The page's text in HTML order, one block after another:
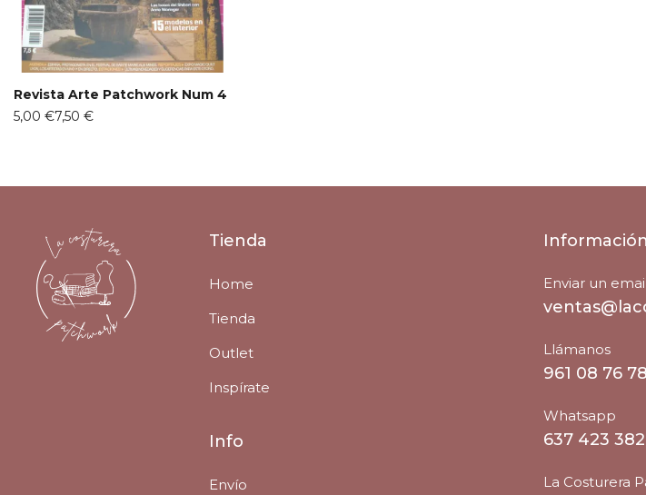
Revista Arte Patchwork Num 4
5,00 €7,50 €
Tienda
Home
Tienda
Outlet
Inspírate
Info
Envío
Enviar un
Llámanos
961 08 76 78
Whatsapp
637 423 382
La Costurera